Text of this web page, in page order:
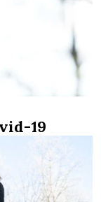
19